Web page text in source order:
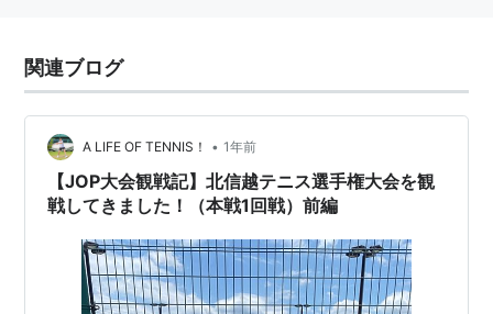
関連ブログ
A LIFE OF TENNIS！ • 1年前
【JOP大会観戦記】北信越テニス選手権大会を観
戦してきました！（本戦1回戦）前編